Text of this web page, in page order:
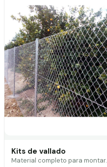
Kits de vallado
Material completo para montar.